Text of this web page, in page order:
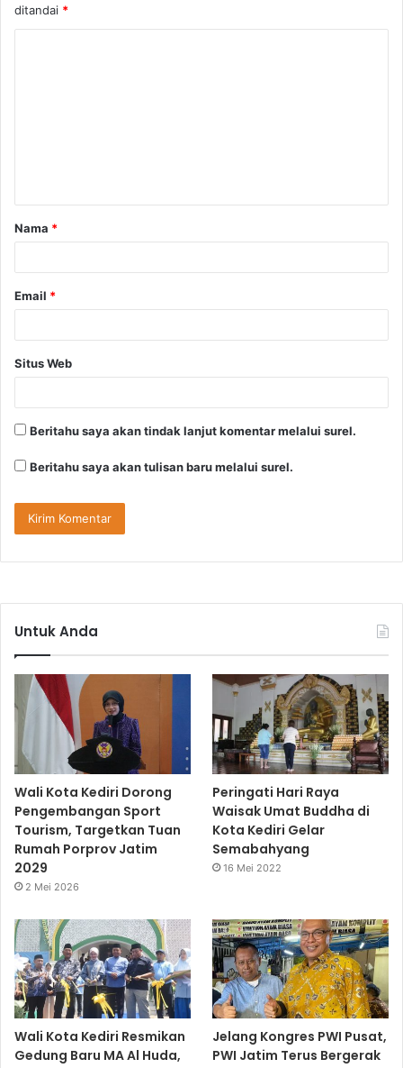
ditandai *
a
r
Nama *
Email *
Situs Web
Beritahu saya akan tindak lanjut komentar melalui surel.
Beritahu saya akan tulisan baru melalui surel.
Untuk Anda
Wali Kota Kediri Dorong
Pengembangan Sport
Tourism, Targetkan Tuan
Rumah Porprov Jatim
2029
2 Mei 2026
Peringati Hari Raya
Waisak Umat Buddha di
Kota Kediri Gelar
Semabahyang
16 Mei 2022
Wali Kota Kediri Resmikan
Gedung Baru MA Al Huda,
Jelang Kongres PWI Pusat,
PWI Jatim Terus Bergerak